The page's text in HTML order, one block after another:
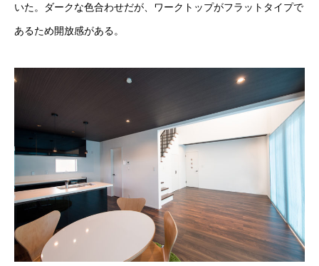
いた。ダークな色合わせだが、ワークトップがフラットタイプで
あるため開放感がある。